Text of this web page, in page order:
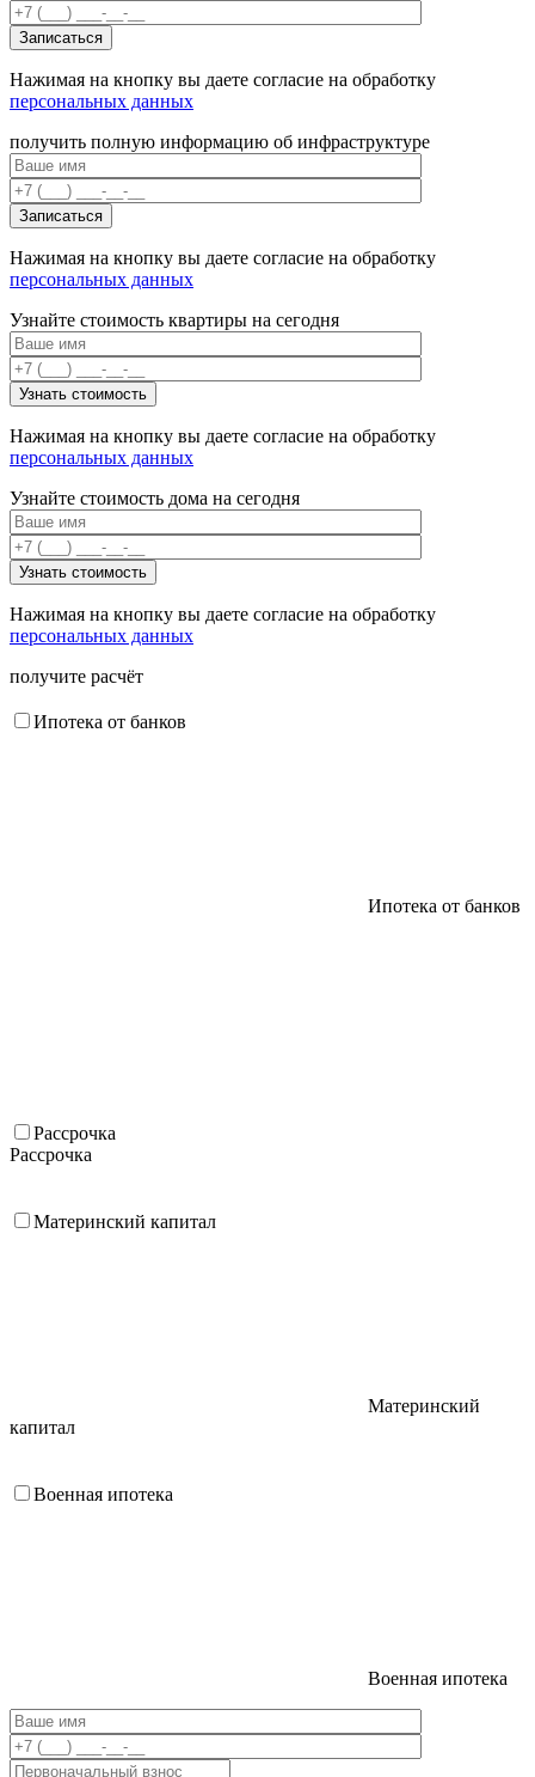
Нажимая на кнопку вы даете согласие на обработку
персональных данных
получить полную информацию об инфраструктуре
Нажимая на кнопку вы даете согласие на обработку
персональных данных
Узнайте стоимость квартиры на сегодня
Нажимая на кнопку вы даете согласие на обработку
персональных данных
Узнайте стоимость дома на сегодня
Нажимая на кнопку вы даете согласие на обработку
персональных данных
получите расчёт
Ипотека от банков
Ипотека от банков
Рассрочка
Рассрочка
Материнский капитал
Материнский
капитал
Военная ипотека
Военная ипотека